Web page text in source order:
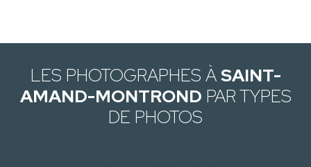
LES PHOTOGRAPHES ÀSAINT-
AMAND-MONTROND PAR TYPES
DE PHOTOS